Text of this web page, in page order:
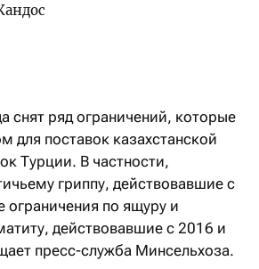
снят ряд ограничений, которые
для поставок казахстанской
Турции. В частности,
гриппу, действовавшие с
ограничения по ящуру и
действовавшие с 2016 и
пресс-служба Минсельхоза.